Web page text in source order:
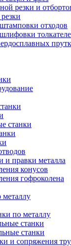
резки и
отходов
станки
и правки металла
конусов
гофроколена
по металлу
станки
станки
и сопряжения